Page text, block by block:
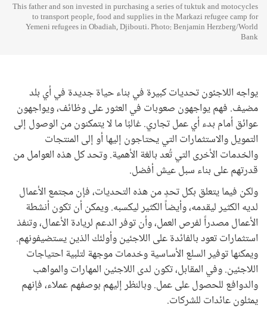
This father and son invested in purchasing a series of tuktuk and motocycles
to transport people, food and supplies in the Markazi refugee camp for
Yemeni refugees in Obadiah, Djibouti. Photo: Benjamin Herzberg/World
Bank
يواجه اللاجئون تحديات كبيرة في بناء حياة جديدة في أي بلد
مضيف. فهم يواجهون صعوبات في العثور على وظائف، ويواجهون
عوائق أمام بدء أي عمل تجاري. غالبًا ما لا يتمكنون من الوصول إلى
التمويل والاستثمارات التي يحتاجون إليها أو إلى المنتجات
والخدمات الأخرى التي تُعد بالغة الأهمية. وتحد كل هذه العوامل من
قدرتهم على بناء سبل عيش أفضل.
ولكن فيما يتعلق بكل تحدٍ من هذه التحديات، فإن مجتمع الأعمال
لديه الكثير ليقدمه، وأيضاً الكثير ليكسبه. ويمكن أن تكون أنشطة
الأعمال مصدراً لفرص العمل، وأن توفر الدعم لريادة الأعمال، وتنفذ
استثمارات تعود بالفائدة على اللاجئين وأولئك الذين يستضيفونهم.
ويمكنها توفير السلع الأساسية وخدمات موجهة لتلبية احتياجات
اللاجئين. وفي المقابل، تكون لدى اللاجئين المهارات والمواهب
والدوافع للحصول على عمل. وبالنظر إليهم بوصفهم عملاء، فإنهم
يمثلون عائدات للشركات.